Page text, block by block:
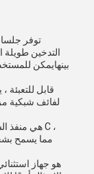
التدخين طويلة
بينهايمكن
لفائف شبكية
مما يسمح